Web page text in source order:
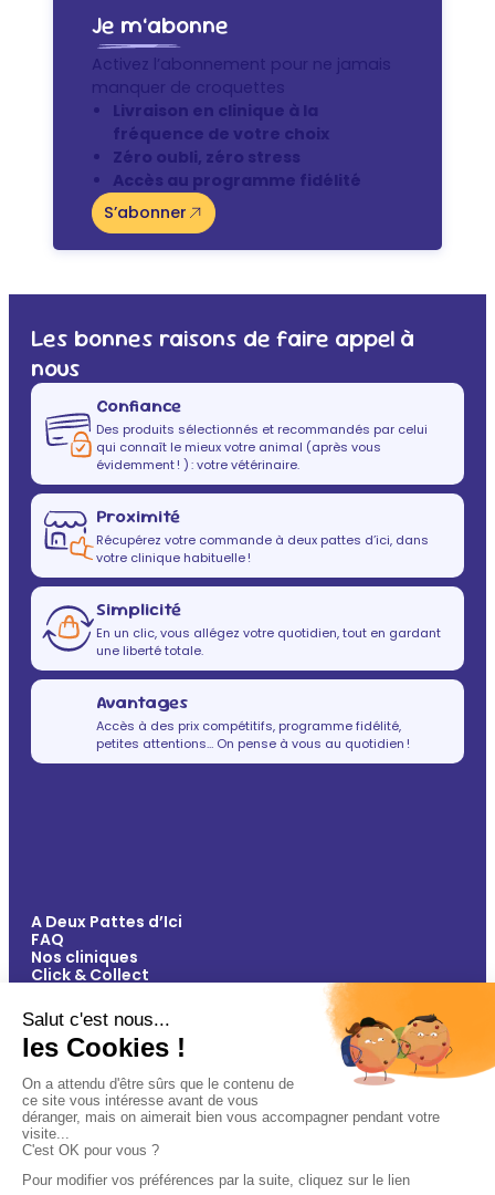
Je m’abonne
Activez l’abonnement pour ne jamais
manquer de croquettes
Livraison en clinique à la
fréquence de votre choix
Zéro oubli, zéro stress
Accès au programme fidélité
S’abonner
Les bonnes raisons de faire appel à
nous
Confiance
Des produits sélectionnés et recommandés par celui
qui connaît le mieux votre animal (après vous
évidemment ! ) : votre vétérinaire.
Proximité
Récupérez votre commande à deux pattes d’ici, dans
votre clinique habituelle !
Simplicité
En un clic, vous allégez votre quotidien, tout en gardant
une liberté totale.
Avantages
Accès à des prix compétitifs, programme fidélité,
petites attentions… On pense à vous au quotidien !
A Deux Pattes d’Ici
FAQ
Nos cliniques
Click & Collect
Vos avantages
Conseils
Paiement 100% sécurisé